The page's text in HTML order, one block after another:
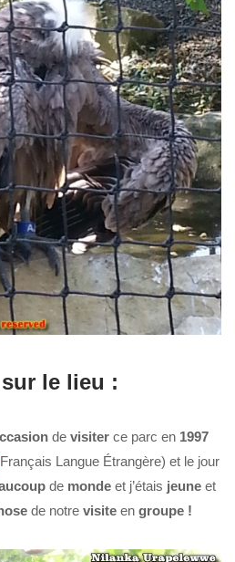
le lieu :
de visiter ce parc en 1997
Langue Étrangère) et le jour
de monde et j’étais jeune et
de notre visite en groupe !